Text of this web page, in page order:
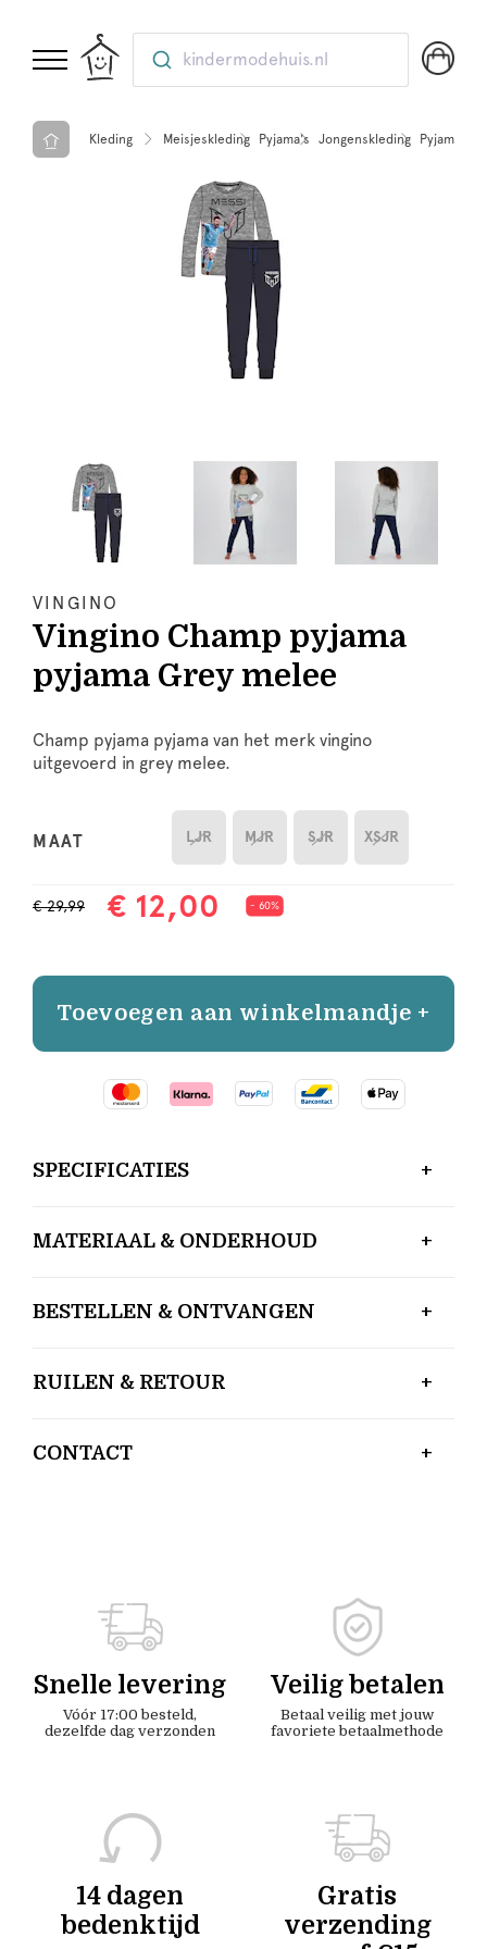
kindermodehuis.nl
Kleding Meisjeskleding Pyjama's Jongenskleding Pyjama's
VINGINO
Vingino Champ pyjama
pyjama Grey melee
Champ pyjama pyjama van het merk vingino
uitgevoerd in grey melee.
MAAT LJR MJR SJR XSJR
€ 29,99 € 12,00 - 60%
Toevoegen aan winkelmandje +
SPECIFICATIES
MATERIAAL & ONDERHOUD
BESTELLEN & ONTVANGEN
RUILEN & RETOUR
CONTACT
Snelle levering
Vóór 17:00 besteld,
dezelfde dag verzonden
Veilig betalen
Betaal veilig met jouw
favoriete betaalmethode
14 dagen
bedenktijd
Gratis
verzending